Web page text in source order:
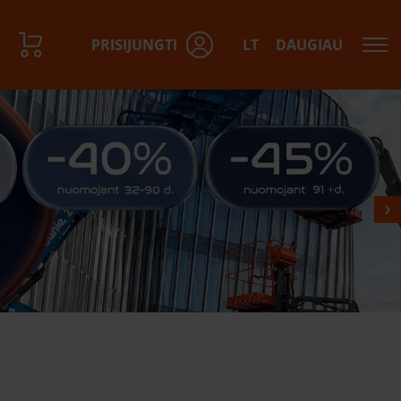
PRISIJUNGTI LT DAUGIAU